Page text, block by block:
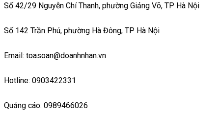
Số 42/29 Nguyễn Chí Thanh, phường Giảng Võ, TP Hà Nội
Số 142 Trần Phú, phường Hà Đông, TP Hà Nội
Email: toasoan@doanhnhan.vn
Hotline: 0903422331
Quảng cáo: 0989466026